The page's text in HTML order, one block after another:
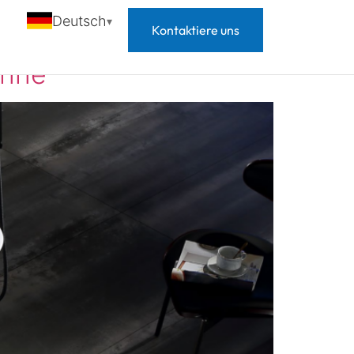
Deutsch
Kontaktiere uns